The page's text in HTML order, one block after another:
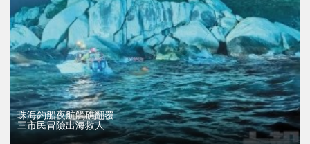
珠海釣船夜航觸礁翻覆
三市民冒險出海救人